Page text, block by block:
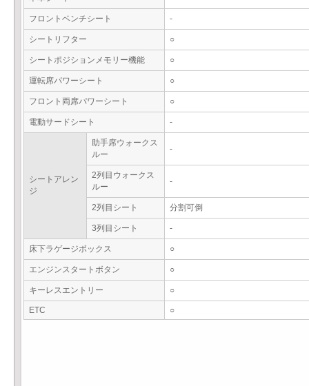
フロントベンチシート -
シートリフター ○
シートポジションメモリー機能 ○
運転席パワーシート ○
フロント両席パワーシート ○
電動サードシート -
シートアレン
ジ
助手席ウォークス
ルー
-
2列目ウォークス
ルー
-
2列目シート 分割可倒
3列目シート -
床下ラゲージボックス ○
エンジンスタートボタン ○
キーレスエントリー ○
ETC ○